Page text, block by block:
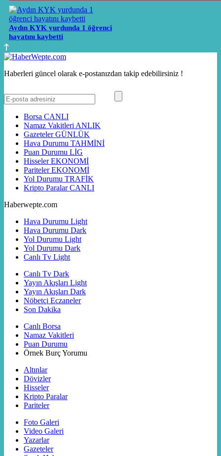
Aydın KYK yurdunda 1 öğrenci
hayatını kaybetti
Haberleri güncel olarak e-postanızdan takip edebilirsiniz !
Borsa CANLI
Namaz Vakitleri ANLIK
GazetelerGÜNLÜK
Hava Durumu TAHMİNİ
Puan Durumu LİG
HisselerEKONOMİ
ParitelerEKONOMİ
Yol Durumu TRAFİK
Kripto ParalarCANLI
Haberwepte.com
Hava Durumu Light
Hava Durumu Dark
Yol Durumu Light
Yol Durumu Dark
Canlı Tv Light
Canlı Tv Dark
Yayın Akışları Light
Yayın Akışları Dark
Nöbetçi Eczaneler
Son Dakika
Canlı Borsa
Namaz Vakitleri
Puan Durumu
Örnek Burç Yorumu
Altınlar
Dövizler
Hisseler
Kripto Paralar
Pariteler
Foto Galeri
Video Galeri
Yazarlar
Gazeteler